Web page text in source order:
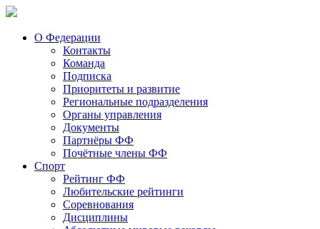
О Федерации
Контакты
Команда
Подписка
Приоритеты и развитие
Региональные подразделения
Органы управления
Документы
Партнёры ФФ
Почётные члены ФФ
Спорт
Рейтинг ФФ
Любительские рейтинги
Соревнования
Дисциплины